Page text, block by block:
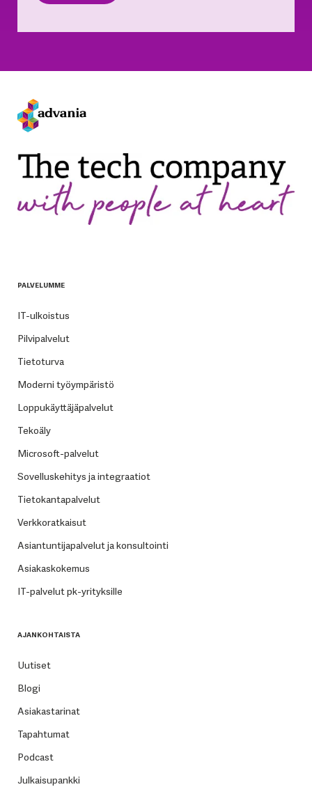
PALVELUMME
IT-ulkoistus
Pilvipalvelut
Tietoturva
Moderni työympäristö
Loppukäyttäjäpalvelut
Tekoäly
Microsoft-palvelut
Sovelluskehitys ja integraatiot
Tietokantapalvelut
Verkkoratkaisut
Asiantuntijapalvelut ja konsultointi
Asiakaskokemus
IT-palvelut pk-yrityksille
AJANKOHTAISTA
Uutiset
Blogi
Asiakastarinat
Tapahtumat
Podcast
Julkaisupankki